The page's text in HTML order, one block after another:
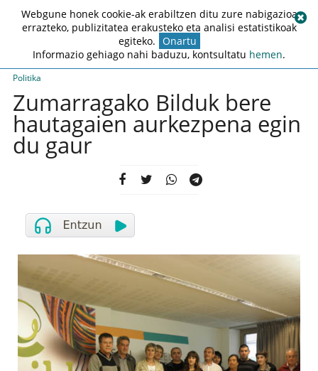
Politika
Zumarragako Bilduk bere
hautagaien aurkezpena egin
du gaur
Webgune honek cookie-ak erabiltzen ditu zure nabigazioa
errazteko, publizitatea erakusteko eta analisi estatistikoak
egiteko. Onartu
Informazio gehiago nahi baduzu, kontsultatu hemen.